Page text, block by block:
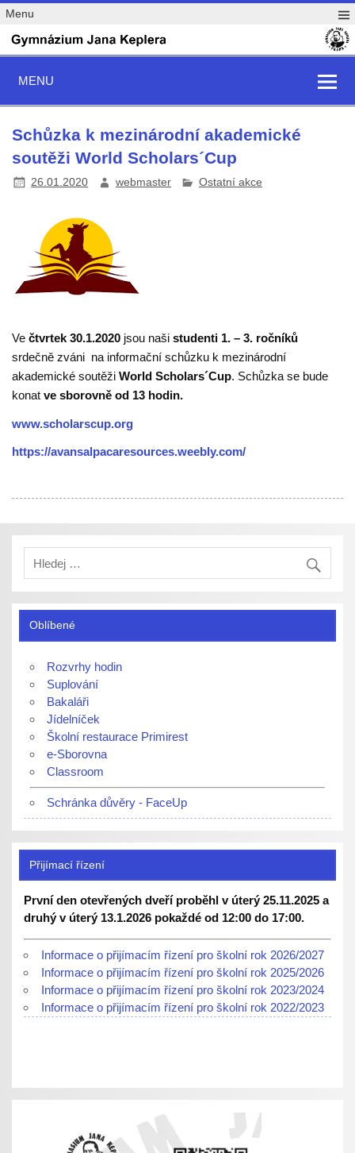
Menu
MENU
Schůzka k mezinárodní akademické
soutěži World Scholars´Cup
26.01.2020 webmaster Ostatní akce
Večtvrtek 30.1.2020 jsou našistudenti 1. – 3. ročníků
srdečně zváni na informační schůzku k mezinárodní
akademické soutěžiWorld Scholars´Cup. Schůzka se bude
konatve sborovně od 13 hodin.
www.scholarscup.org
https://avansalpacaresources.weebly.com/
Oblíbené
Rozvrhy hodin
Suplování
Bakaláři
Jídelníček
Školní restaurace Primirest
e-Sborovna
Classroom
Schránka důvěry - FaceUp
Přijímací řízení
První den otevřených dveří proběhl v úterý 25.11.2025 a
druhý v úterý 13.1.2026 pokaždé od 12:00 do 17:00.
Informace o přijímacím řízení pro školní rok 2026/2027
Informace o přijímacím řízení pro školní rok 2025/2026
Informace o přijímacím řízení pro školní rok 2023/2024
Informace o přijímacím řízení pro školní rok 2022/2023